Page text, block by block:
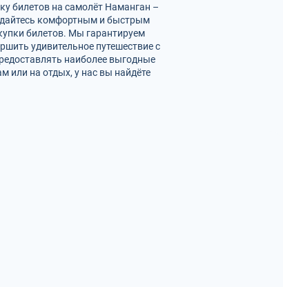
билетов на самолёт Наманган –
комфортным и быстрым
билетов. Мы гарантируем
удивительное путешествие с
наиболее выгодные
или на отдых, у нас вы найдёте